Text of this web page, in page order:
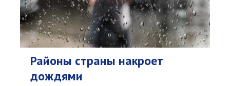
Районы страны накроет
дождями